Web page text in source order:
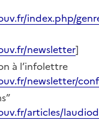
index.php/
newsletter]
à l’infolettre
newsletter/
articles/